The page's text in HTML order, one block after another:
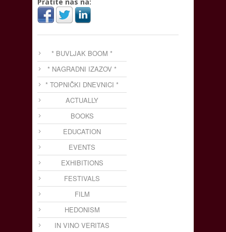
* BUVLJAK BOOM *
* NAGRADNI IZAZOV *
* TOPNIČKI DNEVNICI *
ACTUALLY
BOOKS
EDUCATION
EVENTS
EXHIBITIONS
FESTIVALS
FILM
HEDONISM
IN VINO VERITAS